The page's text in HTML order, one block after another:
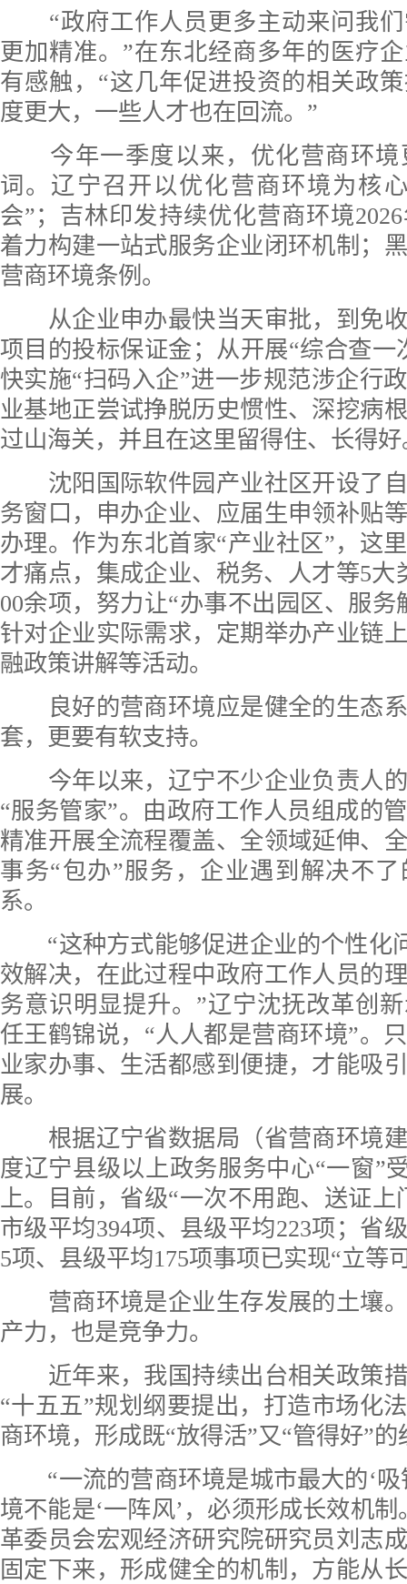
“政府工作人员更多主动来问我们
更加精准。”在东北经商多年的医疗
有感触，“这几年促进投资的相关政
度更大，一些人才也在回流。”
今年一季度以来，优化营商环境
词。辽宁召开以优化营商环境为核
会”；吉林印发持续优化营商环境
着力构建一站式服务企业闭环机制；
营商环境条例。
从企业申办最快当天审批，到免收
项目的投标保证金；从开展“综合查一
快实施“扫码入企”进一步规范涉企
业基地正尝试挣脱历史惯性、深挖病
过山海关，并且在这里留得住、长得好
沈阳国际软件园产业社区开设了自
务窗口，申办企业、应届生申领补贴
办理。作为东北首家“产业社区”，这
才痛点，集成企业、税务、人才等5大
00余项，努力让“办事不出园区、服务
针对企业实际需求，定期举办产业链
融政策讲解等活动。
良好的营商环境应是健全的生态系
套，更要有软支持。
今年以来，辽宁不少企业负责人的
“服务管家”。由政府工作人员组成的
精准开展全流程覆盖、全领域延伸、
事务“包办”服务，企业遇到解决不
系。
“这种方式能够促进企业的个性化
效解决，在此过程中政府工作人员的
务意识明显提升。”辽宁沈抚改革创
任王鹤锦说，“人人都是营商环境”。
业家办事、生活都感到便捷，才能吸
展。
根据辽宁省数据局（省营商环境建
度辽宁县级以上政务服务中心“一窗”
上。目前，省级“一次不用跑、送证上
市级平均394项、县级平均223项；省
5项、县级平均175项事项已实现“立等
营商环境是企业生存发展的土壤。
产力，也是竞争力。
近年来，我国持续出台相关政策措
“十五五”规划纲要提出，打造市场化
商环境，形成既“放得活”又“管得好”
“一流的营商环境是城市最大的‘吸
境不能是‘一阵风’，必须形成长效机
革委员会宏观经济研究院研究员刘志
固定下来，形成健全的机制，方能从